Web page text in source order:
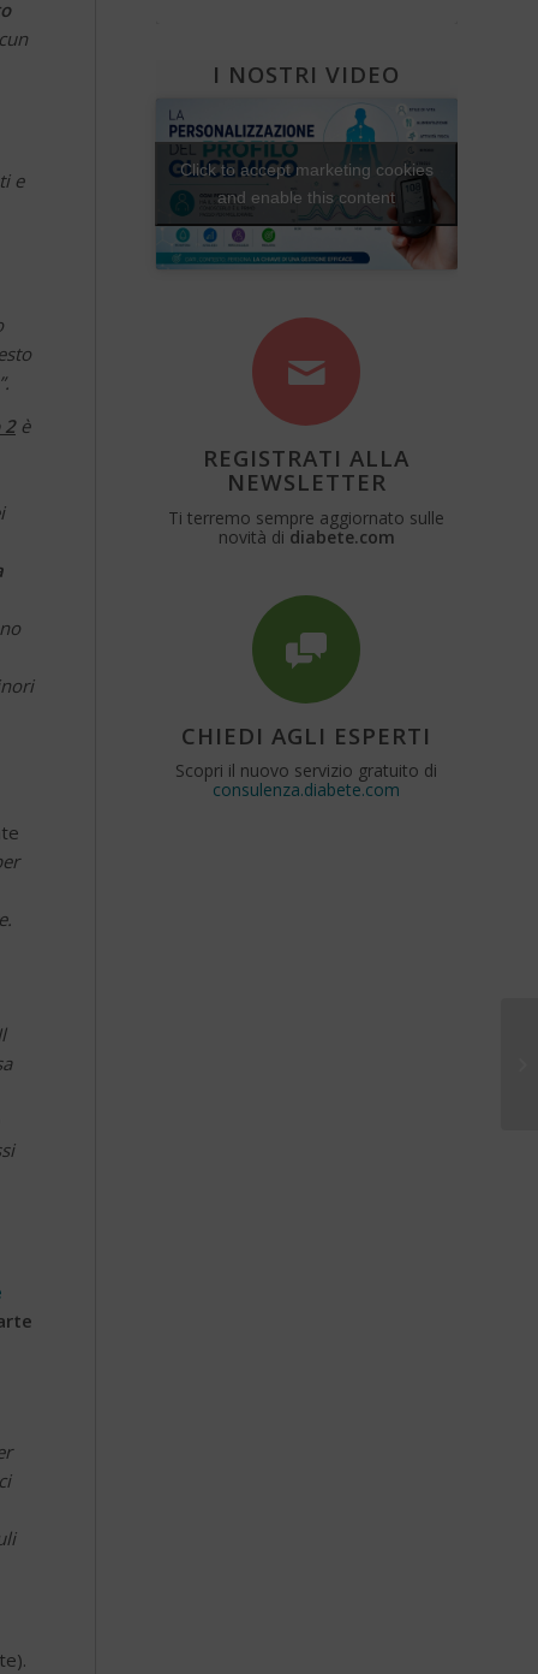
e
2è
I NOSTRI VIDEO
Click to accept marketing cookies
and enable this content
REGISTRATI ALLA
NEWSLETTER
Ti terremo sempre aggiornato sulle
novità di diabete.com
CHIEDI AGLI ESPERTI
Scopri il nuovo servizio gratuito di
consulenza.diabete.com